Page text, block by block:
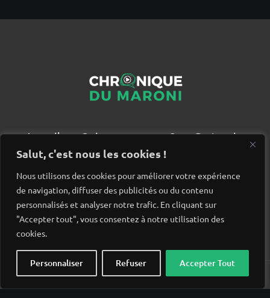
Salut, c'est nous les cookies !
Nous utilisons des cookies pour améliorer votre expérience
de navigation, diffuser des publicités ou du contenu
personnalisés et analyser notre trafic. En cliquant sur
"Accepter tout", vous consentez à notre utilisation des
cookies.
Personnaliser Refuser Accepter Tout
Accueil Qui sommes nous ?
Partenaires
Contact